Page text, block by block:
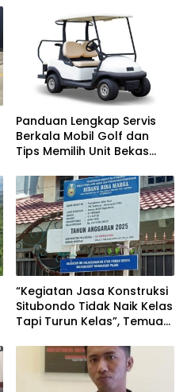
Panduan Lengkap Servis
Berkala Mobil Golf dan
Tips Memilih Unit Bekas
“Kegiatan Jasa Konstruksi
Situbondo Tidak Naik Kelas
Tapi Turun Kelas”, Temuan